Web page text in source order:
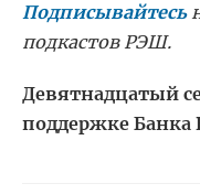
Подписывайтесь
подкастов РЭШ.
Девятнадцатый
поддержке Банка